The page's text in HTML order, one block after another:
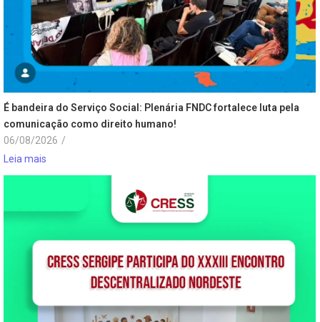
É bandeira do Serviço Social: Plenária FNDC fortalece luta pela
comunicação como direito humano!
06/08/2026 /
Leia mais